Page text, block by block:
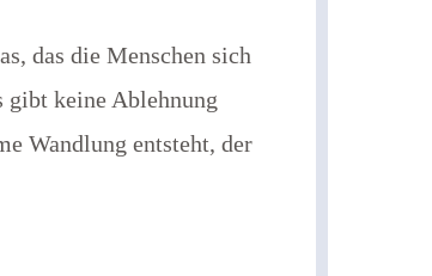
das die Menschen sich
gibt keine Ablehnung
Wandlung entsteht, der